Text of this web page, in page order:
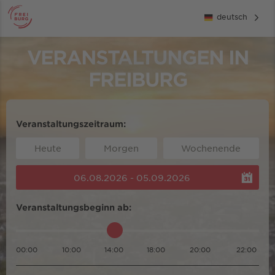
deutsch
VERANSTALTUNGEN IN
FREIBURG
Veranstaltungszeitraum:
Heute Morgen Wochenende
06.08.2026 - 05.09.2026
Veranstaltungsbeginn ab:
00:00 10:00 14:00 18:00 20:00 22:00